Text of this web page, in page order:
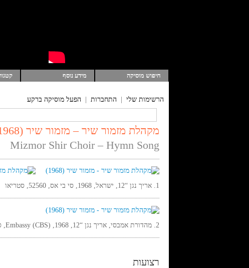
חיפוש מוסיקה מידע נוסף
הרשימות שלי התחברות הפעל מוסיקה ברקע
מקהלת מזמור שיר – מזמור שיר (1968)
Mizmor Shir Choir – Hymn Song
1. אריך נגן “12, ישראל, 1968, סי בי אס, 52560, סטריאו
2. מהדורת אמבסי, אריך נגן “12, 1968, Embassy (CBS), סטריאו
רצועות